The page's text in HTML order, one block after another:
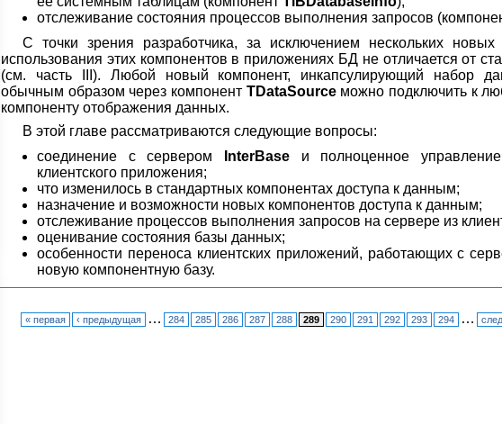
отслеживание состояния процессов выполнения запросов
С точки зрения разработчика, за исключением нескольких новых
использования этих компонентов в приложениях БД не отличается от
(см. часть III). Любой новый компонент, инкапсулирующий набор
обычным образом через компонент TDataSourceможно подключить к
компоненту отображения данных.
В этой главе рассматриваются следующие вопросы:
соединение с сервером
InterBaseи полноценное
клиентского приложения;
что изменилось в стандартных компонентах доступа к данным;
назначение и возможности новых компонентов доступа к данным;
отслеживание процессов выполнения запросов на сервере из
оценивание состояния базы данных;
особенности переноса клиентских приложений, работающих с
новую компонентную базу.
« первая ‹ предыдущая … 284 285 286 287 288 289 290 291 292 293 294 …